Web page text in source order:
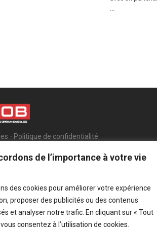
de l’importance à votre vie
des cookies pour améliorer votre expérience
proposer des publicités ou des contenus
et analyser notre trafic. En cliquant sur « Tout
consentez à l’utilisation de cookies.
...
- Politique de confidentialité